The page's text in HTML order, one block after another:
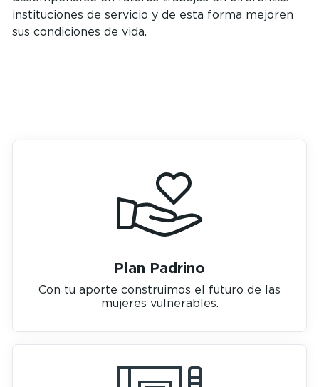
instituciones de servicio y de esta forma mejoren
sus condiciones de vida.
Plan Padrino
Con tu aporte construimos el futuro de las
mujeres vulnerables.